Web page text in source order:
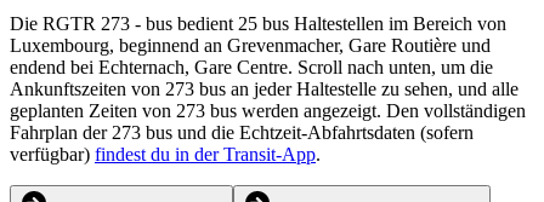
Die RGTR 273 - bus bedient 25 bus Haltestellen im Bereich von
Luxembourg, beginnend an Grevenmacher, Gare Routière und
endend bei Echternach, Gare Centre. Scroll nach unten, um die
Ankunftszeiten von 273 bus an jeder Haltestelle zu sehen, und alle
geplanten Zeiten von 273 bus werden angezeigt. Den vollständigen
Fahrplan der 273 bus und die Echtzeit-Abfahrtsdaten (sofern
verfügbar) findest du in der Transit-App.